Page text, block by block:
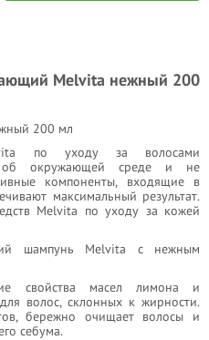
Melvita нежный 200
200 мл
по уходу за волосами
об окружающей среде и не
компоненты, входящие в
максимальный результат.
Melvita по уходу за кожей
шампунь Melvita с нежным
свойства масел лимона и
волос, склонных к жирности.
бережно очищает волосы и
себума.